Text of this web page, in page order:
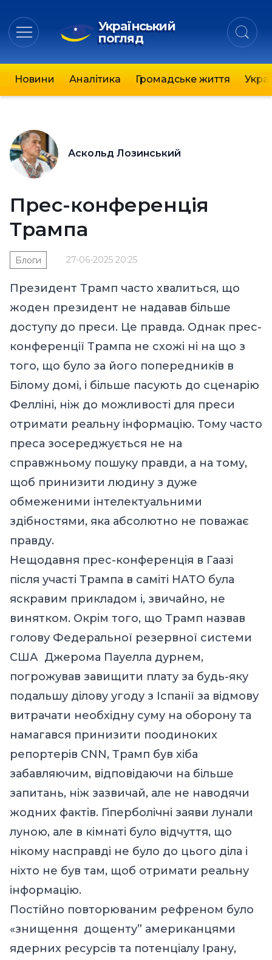
Український
погляд
Новини Аналітика Громадське життя
Аскольд Лозинський
Прес-конференція
Трампа
27-06-2025 20:25
Блоги
Президент Трамп часто хвалиться, що
жоден президент не надавав більше
доступу до преси. Це правда. Однак прес-
конференції Трампа не схожі ні на що з
того, що було за його попередників в
Білому домі, і більше пасують до сценарію
Фелліні, ніж до можливості для преси
отримати реальну інформацію. Тому часто
преса зосереджується не на
справжньому пошуку правди, а на тому,
щоб принизити людину з дуже
обмеженими інтелектуальними
здібностями, яка абсолютно не поважає
правду.
Нещодавня прес-конференція в Гаазі
після участі Трампа в саміті НАТО була
яскравим прикладом і, звичайно, не
винятком. Окрім того, що Трамп назвав
голову Федеральної резервної системи
США Джерома Пауелла дурнем,
погрожував завищити плату за будь-яку
подальшу ділову угоду з Іспанії за відмову
витрачати необхідну суму на оборону та
намагався принизити поодиноких
репортерів CNN, Трамп був хіба
забавляючим, відповідаючи на більше
запитань, ніж зазвичай, але не наводячи
жодних фактів. Гіперболічні заяви лунали
луною, але в кімнаті було відчуття, що
нікому насправді не було до цього діла і
ніхто не був там, щоб отримати реальну
інформацію.
Постійно повторюваним рефреном було
«знищення дощенту” американцями
ядерних ресурсів та потенціалу Ірану,